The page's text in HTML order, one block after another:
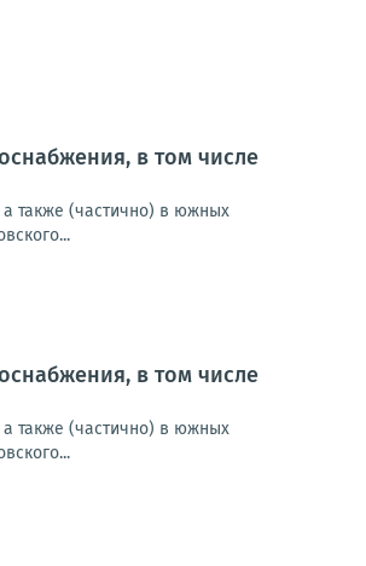
в том числе
а также (частично) в южных
в том числе
а также (частично) в южных